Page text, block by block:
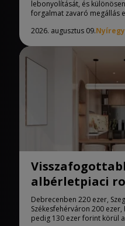
lebonyolítását, és
forgalmat zavaró megállás
2026. augusztus 09.
albérletpiaci
Debrecenben 220 ezer,
Székesfehérváron 200
pedig 130 ezer forint körül